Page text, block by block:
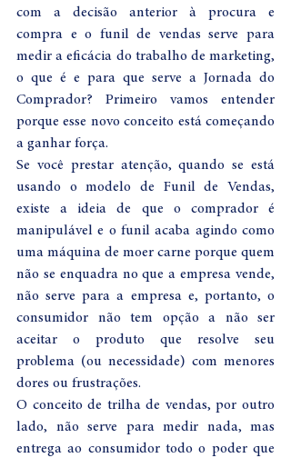
com a decisão anterior à procura e
compra e o funil de vendas serve para
medir a eficácia do trabalho de marketing,
o que é e para que serve a Jornada do
Comprador? Primeiro vamos entender
porque esse novo conceito está começando
a ganhar força.
Se você prestar atenção, quando se está
usando o modelo de Funil de Vendas,
existe a ideia de que o comprador é
manipulável e o funil acaba agindo como
uma máquina de moer carne porque quem
não se enquadra no que a empresa vende,
não serve para a empresa e, portanto, o
consumidor não tem opção a não ser
aceitar o produto que resolve seu
problema (ou necessidade) com menores
dores ou frustrações.
O conceito de trilha de vendas, por outro
lado, não serve para medir nada, mas
entrega ao consumidor todo o poder que